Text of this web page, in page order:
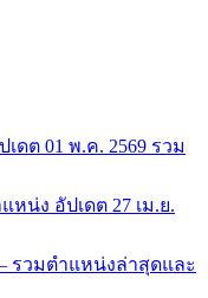
ดต 01 พ.ค. 2569 รวม
หน่ง อัปเดต 27 เม.ย.
รวมตำแหน่งล่าสุดและ